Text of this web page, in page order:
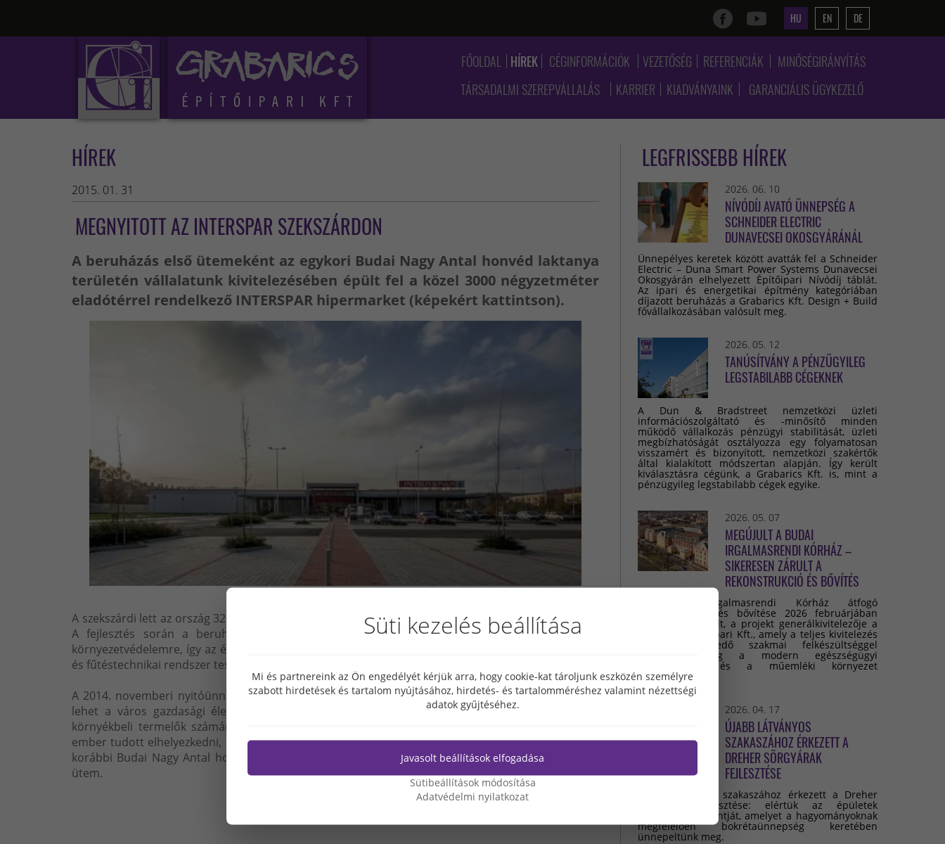
HU EN DE
FŐOLDAL HÍREK CÉGINFORMÁCIÓK VEZETŐSÉG REFERENCIÁK
MINŐSÉGIRÁNYÍTÁS
TÁRSADALMI SZEREPVÁLLALÁS
KARRIER KIADVÁNYAINK GARANCIÁLIS ÜGYKEZELŐ
HÍREK
2015. 01. 31
MEGNYITOTT AZ INTERSPAR SZEKSZÁRDON
A beruházás első ütemeként az egykori Budai Nagy Antal honvéd laktanya
területén vállalatunk kivitelezésében épült fel a közel 3000 négyzetméter
eladótérrel rendelkező INTERSPAR hipermarket (képekért kattintson).
A szekszárdi lett az ország 32. INTERSPAR-ja, mely a vásárlótér kialakításában újszerűséget képvisel.
A fejlesztés során a beruházó Magnum Hungaria Argon Kft. különös figyelmet fordított a
környezetvédelemre, így az épület energiafelhasználását a LED világítás, valamint a modern hűtés-
és fűtéstechnikai rendszer teszi korszerűbbé.
A 2014. novemberi nyitóünnepségen Ács Rezső polgármester elmondta, az új üzlet szerves része
lehet a város gazdasági életének, hiszen amellett, hogy lehetőséget teremt a szekszárdi és a
környékbeli termelők számára a beszállításra, új munkahelyeket is eredményezett. Összesen 79
ember tudott elhelyezkedni, de a szolgáltatások fejlődésével remélhetőleg bővülni fog a létszám, a
korábbi Budai Nagy Antal honvéd laktanya területének beépítésben ez ugyanis még csak az első
ütem.
LEGFRISSEBB HÍREK
2026. 06. 10
NÍVÓDÍJ AVATÓ ÜNNEPSÉG A
SCHNEIDER ELECTRIC
DUNAVECSEI OKOSGYÁRÁNÁL
Ünnepélyes keretek között avatták fel a Schneider
Electric – Duna Smart Power Systems Dunavecsei
Okosgyárán elhelyezett Építőipari Nívódíj táblát.
Az ipari és energetikai építmény kategóriában
díjazott beruházás a Grabarics Kft. Design + Build
fővállalkozásában valósult meg.
2026. 05. 12
TANÚSÍTVÁNY A PÉNZÜGYILEG
LEGSTABILABB CÉGEKNEK
A Dun & Bradstreet nemzetközi üzleti
információszolgáltató és -minősítő minden
működő vállalkozás pénzügyi stabilitását, üzleti
megbízhatóságát osztályozza egy folyamatosan
visszamért és bizonyított, nemzetközi szakértők
által kialakított módszertan alapján. Így került
kiválasztásra cégünk, a Grabarics Kft. is, mint a
pénzügyileg legstabilabb cégek egyike.
2026. 05. 07
MEGÚJULT A BUDAI
IRGALMASRENDI KÓRHÁZ –
SIKERESEN ZÁRULT A
REKONSTRUKCIÓ ÉS BŐVÍTÉS
A Budai Irgalmasrendi Kórház átfogó
rekonstrukciója és bővítése 2026 februárjában
sikeresen lezárult, a projekt generálkivitelezője a
Grabarics Építőipari Kft., amely a teljes kivitelezés
során kiemelkedő szakmai felkészültséggel
valósította meg a modern egészségügyi
infrastruktúra és a műemléki környezet
összehangolását.
2026. 04. 17
ÚJABB LÁTVÁNYOS
SZAKASZÁHOZ ÉRKEZETT A
DREHER SÖRGYÁRAK
FEJLESZTÉSE
Újabb látványos szakaszához érkezett a Dreher
Sörgyárak fejlesztése: elértük az épületek
legmagasabb pontját, amelyet a hagyományoknak
megfelelően bokrétaünnepség keretében
ünnepeltünk meg.
Süti kezelés beállítása
Mi és partnereink az Ön engedélyét kérjük arra, hogy cookie-kat tároljunk eszközén személyre
szabott hirdetések és tartalom nyújtásához, hirdetés- és tartalomméréshez valamint nézettségi
adatok gyűjtéséhez.
Javasolt beállítások elfogadása
Sütibeállítások módosítása
Adatvédelmi nyilatkozat